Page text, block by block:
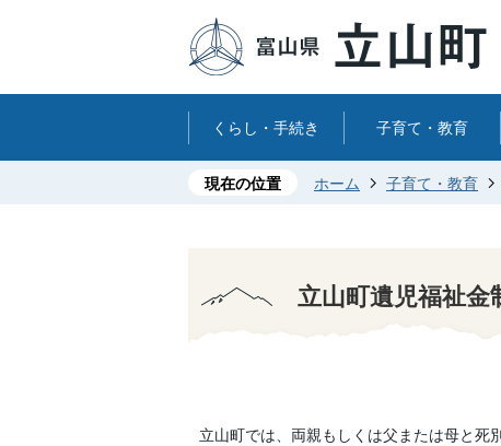
くらし・手続き 子育て・教育
現在の位置 ホーム 子育て・教育
立山町遺児福祉金
立山町では、両親もしくは父または母と死